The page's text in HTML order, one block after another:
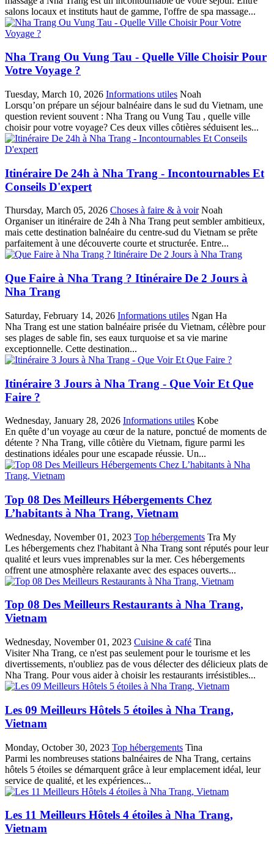
salons locaux et instituts haut de gamme, l'offre de spa massage...
Nha Trang Ou Vung Tau - Quelle Ville Choisir Pour
Votre Voyage ?
Tuesday, March 10, 2026 Informations utiles Noah
Lorsqu’on prépare un séjour balnéaire dans le sud du Vietnam, une
question revient souvent : Nha Trang ou Vung Tau , quelle ville
choisir pour votre voyage? Ces deux villes côtières séduisent les...
Itinéraire De 24h à Nha Trang - Incontournables Et
Conseils D'expert
Thursday, March 05, 2026 Choses à faire & à voir Noah
Organiser un itinéraire de 24h à Nha Trang peut sembler ambitieux,
mais cette destination balnéaire du centre-sud du Vietnam se prête
parfaitement à une découverte courte et structurée. Entre...
Que Faire à Nha Trang ? Itinéraire De 2 Jours à
Nha Trang
Saturday, February 14, 2026 Informations utiles Ngan Ha
Nha‎ Trang est une‎ station balnéaire‎ prisée du Vietnam,‎ célèbre pour
ses‎ plages de sable‎ fin, ses‎ eaux turquoise‎ et sa vie marine‎
exceptionnelle. Cette‎ destination...
Itinéraire 3 Jours à Nha Trang - Que Voir Et Que
Faire ?
Wednesday, January 28, 2026 Informations utiles Kobe
En quête d’un voyage au cœur de la nature, ponctué de moments de
détente ? Nha Trang, ville côtière du Vietnam, figure parmi les
destinations idéales pour une escapade réussie. Un...
Top 08 Des Meilleurs Hébergements Chez
L’habitants à Nha Trang, Vietnam
Wednesday, November 01, 2023 Top hébergements Tra My
Les hébergements chez l'habitant à Nha Trang sont réputés pour leur
qualité et leurs vues imprenables sur la mer. Ces hébergements
offrent une atmosphère relaxante avec des espaces ouverts...
Top 08 Des Meilleurs Restaurants à Nha Trang,
Vietnam
Wednesday, November 01, 2023 Cuisine & café Tina
Visiter Nha Trang, ce n'est pas seulement pour le tourisme et les
divertissements, n'oubliez pas de vous délecter des délicieux plats de
Nha Trang. Pour vous aider à choisir les restaurants irrésistibles...
Les 09 Meilleurs Hôtels 5 étoiles à Nha Trang,
Vietnam
Monday, October 30, 2023 Top hébergements Tina
Parmi les nombreuses stations balnéaires de Nha Trang, certains
hôtels 5 étoiles se démarquent grâce à leur emplacement idéal, leur
service de qualité, et les expériences...
Les 11 Meilleurs Hôtels 4 étoiles à Nha Trang,
Vietnam